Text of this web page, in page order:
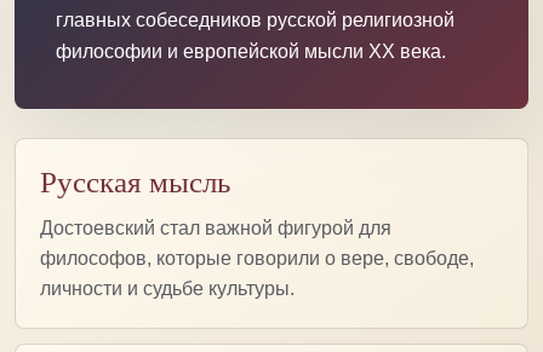
главных собеседников русской религиозной
философии и европейской мысли XX века.
Русская мысль
Достоевский стал важной фигурой для
философов, которые говорили о вере, свободе,
личности и судьбе культуры.